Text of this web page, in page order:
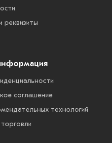
реквизиты
соглашение
технологий